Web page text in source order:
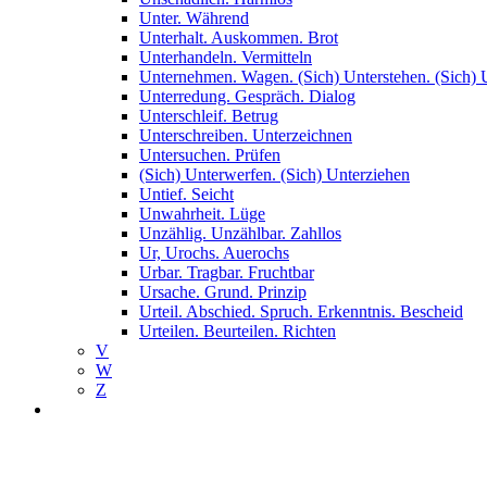
Unter. Während
Unterhalt. Auskommen. Brot
Unterhandeln. Vermitteln
Unternehmen. Wagen. (Sich) Unterstehen. (Sich)
Unterredung. Gespräch. Dialog
Unterschleif. Betrug
Unterschreiben. Unterzeichnen
Untersuchen. Prüfen
(Sich) Unterwerfen. (Sich) Unterziehen
Untief. Seicht
Unwahrheit. Lüge
Unzählig. Unzählbar. Zahllos
Ur, Urochs. Auerochs
Urbar. Tragbar. Fruchtbar
Ursache. Grund. Prinzip
Urteil. Abschied. Spruch. Erkenntnis. Bescheid
Urteilen. Beurteilen. Richten
V
W
Z